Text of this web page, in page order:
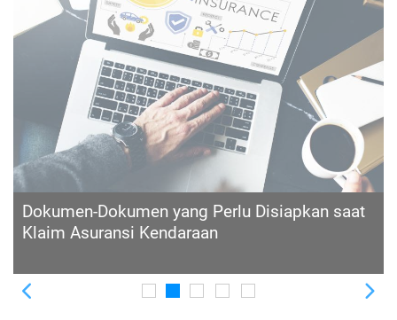
Prosedur Klaim Asuransi Mobil dan Biaya yang
Dibutuhkan